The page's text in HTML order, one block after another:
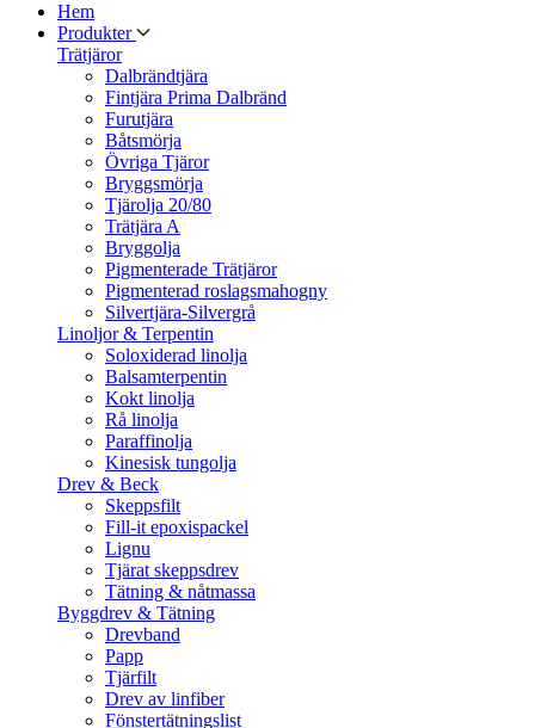
Hem
Produkter
Trätjäror
Dalbrändtjära
Fintjära Prima Dalbränd
Furutjära
Båtsmörja
Övriga Tjäror
Bryggsmörja
Tjärolja 20/80
Trätjära A
Bryggolja
Pigmenterade Trätjäror
Pigmenterad roslagsmahogny
Silvertjära-Silvergrå
Linoljor & Terpentin
Soloxiderad linolja
Balsamterpentin
Kokt linolja
Rå linolja
Paraffinolja
Kinesisk tungolja
Drev & Beck
Skeppsfilt
Fill-it epoxispackel
Lignu
Tjärat skeppsdrev
Tätning & nåtmassa
Byggdrev & Tätning
Drevband
Papp
Tjärfilt
Drev av linfiber
Fönstertätningslist